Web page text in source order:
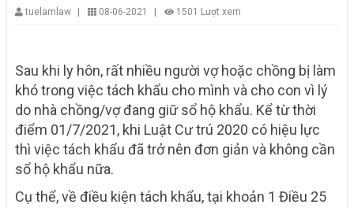
tuelamlaw | 08-06-2021 | 1501 Lượt xem
Sau khi ly hôn, rất nhiều người vợ hoặc chồng bị làm
khó trong việc tách khẩu cho mình và cho con vì lý
do nhà chồng/vợ đang giữ sổ hộ khẩu. Kể từ thời
điểm 01/7/2021, khi Luật Cư trú 2020 có hiệu lực
thì việc tách khẩu đã trở nên đơn giản và không cần
sổ hộ khẩu nữa.
Cụ thể, về điều kiện tách khẩu, tại khoản 1 Điều 25